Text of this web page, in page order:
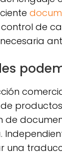
de
una